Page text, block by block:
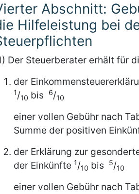
Abschnitt:
Hilfeleistung bei
Der Steuerberater erhält für
der
1/10 bis 6/10
einer vollen Gebühr nach
Summe der positiven
der Erklärung zur
der Einkünfte 1/10 bis 5/10
einer vollen Gebühr nach